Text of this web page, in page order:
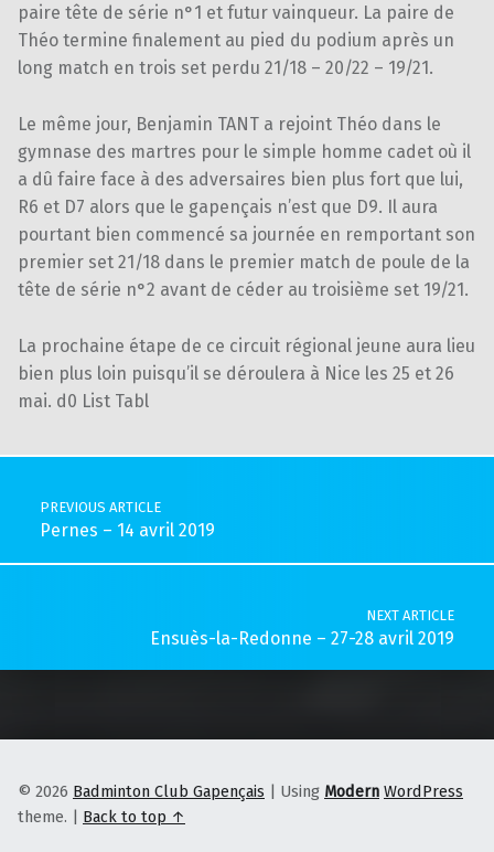
paire tête de série n°1 et futur vainqueur. La paire de
Théo termine finalement au pied du podium après un
long match en trois set perdu 21/18 – 20/22 – 19/21.
Le même jour, Benjamin TANT a rejoint Théo dans le
gymnase des martres pour le simple homme cadet où il
a dû faire face à des adversaires bien plus fort que lui,
R6 et D7 alors que le gapençais n’est que D9. Il aura
pourtant bien commencé sa journée en remportant son
premier set 21/18 dans le premier match de poule de la
tête de série n°2 avant de céder au troisième set 19/21.
La prochaine étape de ce circuit régional jeune aura lieu
bien plus loin puisqu’il se déroulera à Nice les 25 et 26
mai. d0 List Tabl
Post navigation
PREVIOUS ARTICLE
Pernes – 14 avril 2019
NEXT ARTICLE
Ensuès-la-Redonne – 27-28 avril 2019
© 2026 Badminton Club Gapençais Using Modern WordPress
theme.
Back to top ↑